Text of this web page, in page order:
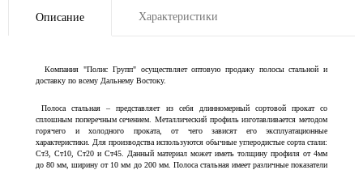
Описание Характеристики
Компания "Полис Групп" осуществляет оптовую продажу полосы стальной и
доставку по всему Дальнему Востоку.
Полоса стальная – представляет из себя длинномерный сортовой прокат со
сплошным поперечным сечением. Металлический профиль изготавливается методом
горячего и холодного проката, от чего зависят его эксплуатационные
характеристики. Для производства используются обычные углеродистые сорта стали:
Ст3, Ст10, Ст20 и Ст45. Данный материал может иметь толщину профиля от 4мм
до 80 мм, ширину от 10 мм до 200 мм. Полоса стальная имеет различные показатели